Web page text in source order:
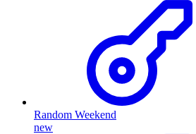
Random Weekend
new